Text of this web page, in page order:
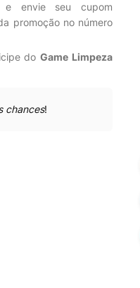
e envie seu cupom
promoção no número
doGame Limpeza
chances!